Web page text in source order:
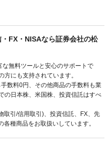
FX・NISAなら証券会社の松
無料ツールと安心のサポートで
にも支持されています。
数料0円、その他商品の手数料も業
の日本株、米国株、投資信託はすべ
取引/信用取引)、投資信託、FX、先
種商品をお取扱いしています。